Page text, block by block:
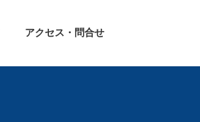
アクセス・問合せ